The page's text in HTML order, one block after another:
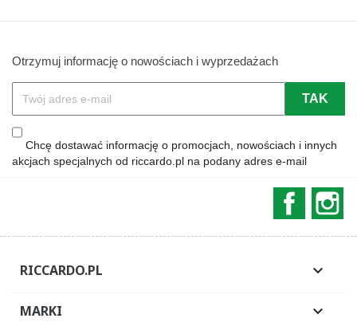
Otrzymuj informację o nowościach i wyprzedażach
Chcę dostawać informację o promocjach, nowościach i innych
akcjach specjalnych od riccardo.pl na podany adres e-mail
RICCARDO.PL 
MARKI 